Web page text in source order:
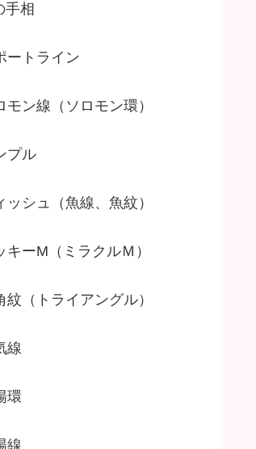
手相
ートライン
モン線（ソロモン環）
プル
ッシュ（魚線、魚紋）
キーM（ミラクルＭ）
紋（トライアングル）
線
環
線